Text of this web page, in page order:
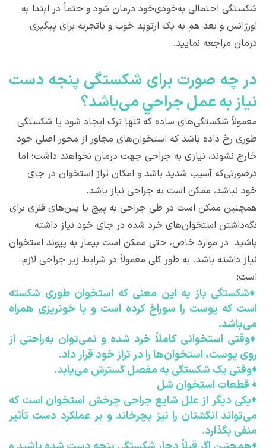
شکستگی احتمالی به‌خودی‌خود درمان شود و حتماً در ابتدا به
اورژانس و بعد هم به یک ارتوپد خوب و باتجربه برای پیگیری
درمان مراجعه نمایید.
در چه صورت برای شکستگی پنجه دست
نیاز به عمل جراحي می‌باشد؟
معمولاً شکستگی‌های ساده که تنها ترک ایجاد شود یا شکستگی
طوری رخ داده باشد که استخوان‌های مجاور از محور اصلی خود
خارج نشوند، نیازی به جراحی جهت درمان نخواهند داشت؛ اما
درصورتی‌که آسیب شدید باشد و امکان تراز استخوان در جای
خود نباشد، ممکن است به جراحی نیاز باشد.
همچنین ممکن است در طی جراحی به پیچ یا پین‌های فلزی برای
نگه‌داشتن استخوان‌های خرد شده در جای خود نیاز داشته
باشید. در موارد خاص، حتی ممکن است بیمار به پیوند استخوان
نیاز داشته باشد. به طور کلی معمولاً در شرایط زیر جراحی لازم
است:
♦شکستگی باز به این معنی که استخوان طوری شکسته
است که پوست را سوراخ کرده است و با خونریزی همراه
می‌باشد.
♦وقتی استخوانی کاملاً خرد شده و نمی‌توان به‌راحتی از
روی پوست، استخوان‌ها را در تراز خود قرار داد.
♦وقتی یک شکستگی به مفصل گسترش می‌یابد.
♦قطعات استخوان شل
♦یکی دیگر از علل شایع جراحی چرخش استخوان است که
می‌تواند انگشتان را نیز بچرخاند و بر عملکرد دست تأثیر
منفی بگذارد.